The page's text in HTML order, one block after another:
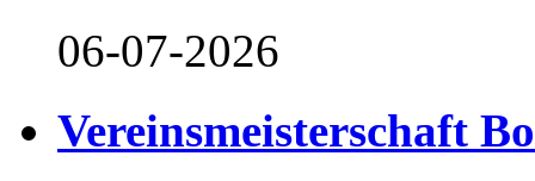
06-07-2026
Vereinsmeisterschaft